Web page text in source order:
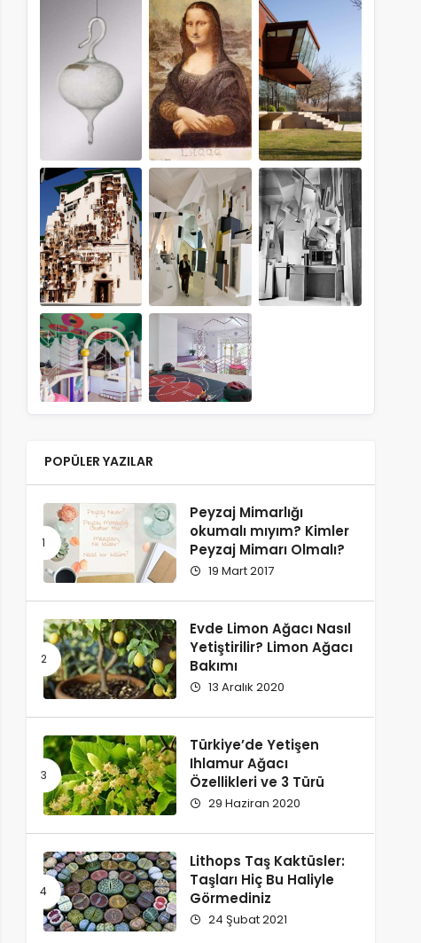
POPÜLER YAZILAR
Peyzaj Mimarlığı
okumalı mıyım? Kimler
Peyzaj Mimarı Olmalı?
19 Mart 2017
Evde Limon Ağacı Nasıl
Yetiştirilir? Limon Ağacı
Bakımı
13 Aralık 2020
Türkiye’de Yetişen
Ihlamur Ağacı
Özellikleri ve 3 Türü
29 Haziran 2020
Lithops Taş Kaktüsler:
Taşları Hiç Bu Haliyle
Görmediniz
24 Şubat 2021